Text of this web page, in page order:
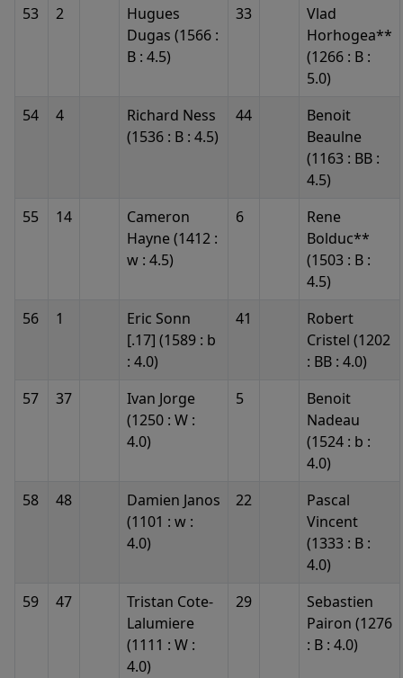
53
2
Hugues
Dugas (1566 :
B : 4.5)
33
Vlad
Horhogea**
(1266 : B :
5.0)
54
4
Richard Ness
(1536 : B : 4.5)
44
Benoit
Beaulne
(1163 : BB :
4.5)
55
14
Cameron
Hayne (1412 :
w : 4.5)
6
Rene
Bolduc**
(1503 : B :
4.5)
56
1
Eric Sonn
[.17] (1589 : b
: 4.0)
41
Robert
Cristel (1202
: BB : 4.0)
57
37
Ivan Jorge
(1250 : W :
4.0)
5
Benoit
Nadeau
(1524 : b :
4.0)
58
48
Damien Janos
(1101 : w :
4.0)
22
Pascal
Vincent
(1333 : B :
4.0)
59
47
Tristan Cote-
Lalumiere
(1111 : W :
4.0)
29
Sebastien
Pairon (1276
: B : 4.0)